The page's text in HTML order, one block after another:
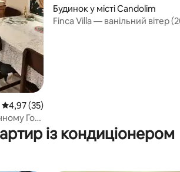
Середня оцінка: 4,97 з 5, відгуки: 35
4,97 (35)
Гоа
до
Будинок у місті Candolim
Finca Villa — ванільний вітер
із кондиціонером